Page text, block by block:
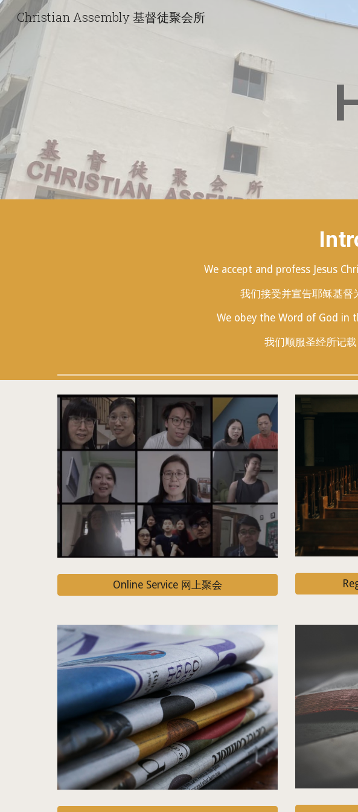
Skip to main content
Christian Assembly 基督徒聚会所
We accept and profess Jesus
我们接受并宣告耶稣基督
We obey the Word of God in
我们顺服圣经所记
Online Service 网上聚会